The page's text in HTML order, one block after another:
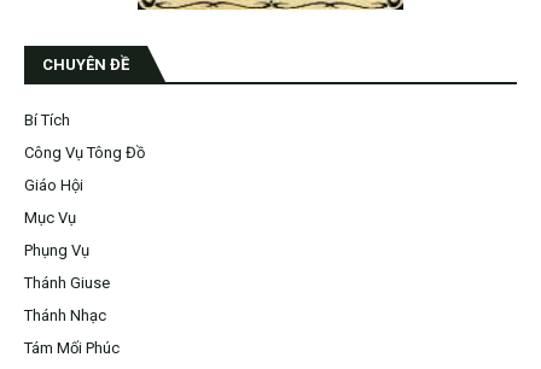
CHUYÊN ĐỀ
Bí Tích
Công Vụ Tông Đồ
Giáo Hội
Mục Vụ
Phụng Vụ
Thánh Giuse
Thánh Nhạc
Tám Mối Phúc